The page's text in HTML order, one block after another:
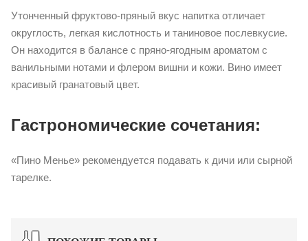
Утонченный фруктово-пряный вкус напитка отличает
округлость, легкая кислотность и таниновое послевкусие.
Он находится в балансе с пряно-ягодным ароматом с
ванильными нотами и флером вишни и кожи. Вино имеет
красивый гранатовый цвет.
Гастрономические сочетания:
«Пино Менье» рекомендуется подавать к дичи или сырной
тарелке.